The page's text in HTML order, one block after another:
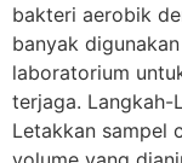
bakteri aerobik
banyak
laboratorium
terjaga. Langkah-
Letakkan sampel